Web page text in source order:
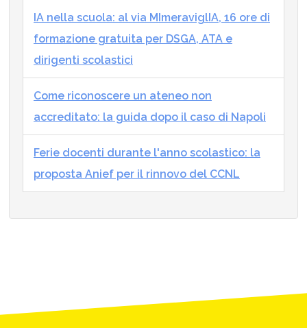
IA nella scuola: al via MImeraviglIA, 16 ore di
formazione gratuita per DSGA, ATA e
dirigenti scolastici
Come riconoscere un ateneo non
accreditato: la guida dopo il caso di Napoli
Ferie docenti durante l'anno scolastico: la
proposta Anief per il rinnovo del CCNL